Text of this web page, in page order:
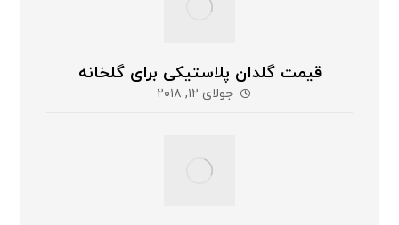
قیمت گلدان پلاستیکی برای گلخانه
جولای ۱۲, ۲۰۱۸